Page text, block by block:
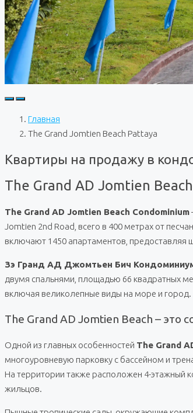
Главная
The Grand Jomtien Beach Pattaya
Квартиры на продажу в
The Grand AD Jomtien
The Grand AD Jomtien Beach Condominium
Jomtien 2nd Road, всего в 400 метрах от
включают 1450 апартаментов,
Зэ Гранд АД Джомтьен Бич
двумя спальнями, площадью 66 квадратных
включая великолепные виды на море и город.
The Grand AD Jomtien Beach –
Одной из главных особенностей The Grand
многоуровневую парковку с бассейном и
На территории также расположен 4-этажный
жильцов.